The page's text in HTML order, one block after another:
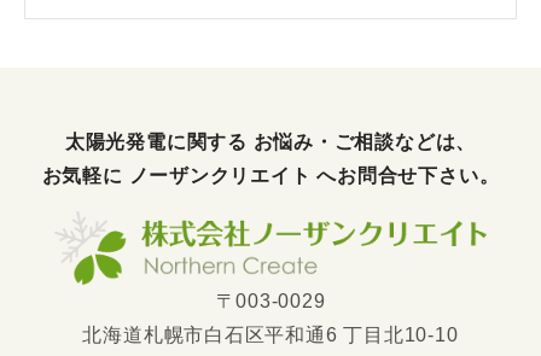
太陽光発電に関する お悩み・ご相談などは、
お気軽に
ノーザンクリエイトへお問合せ下さい。
〒003-0029
北海道札幌市白石区平和通6 丁目北10-10